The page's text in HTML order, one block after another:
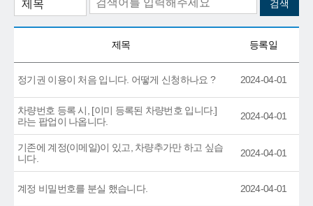
제목 등록일
정기권 이용이 처음 입니다. 어떻게 신청하나요 ? 2024-04-01
차량번호 등록 시, [이미 등록된 차량번호 입니다.]
라는 팝업이 나옵니다.
2024-04-01
기존에 계정(이메일)이 있고, 차량추가만 하고 싶습
니다.
2024-04-01
계정 비밀번호를 분실 했습니다. 2024-04-01